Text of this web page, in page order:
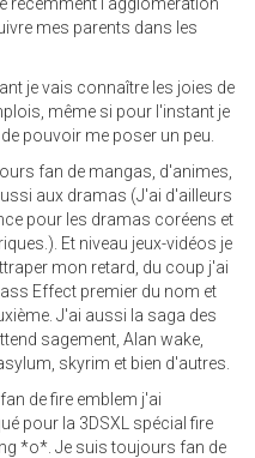
mes parents dans les
je vais connaître les joies de
même si pour l'instant je
pouvoir me poser un peu.
fan de mangas, d'animes,
aux dramas (J'ai d'ailleurs
pour les dramas coréens et
Et niveau jeux-vidéos je
mon retard, du coup j'ai
Effect premier du nom et
J'ai aussi la saga des
sagement, Alan wake,
skyrim et bien d'autres.
de fire emblem j'ai
pour la 3DSXL spécial fire
*o*. Je suis toujours fan de